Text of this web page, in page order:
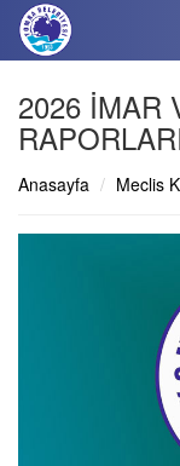
2026 İMAR
Anasayfa Meclis